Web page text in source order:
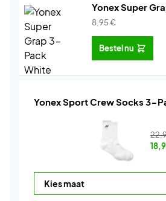
Yonex Super
8,95€
Bestel nu
Yonex Sport Crew Socks 3-